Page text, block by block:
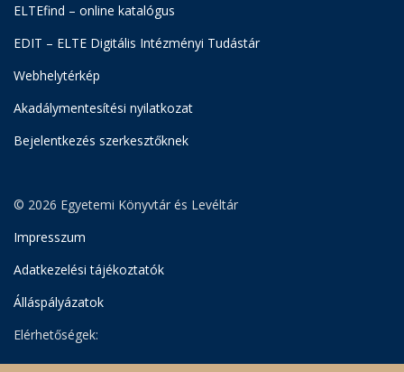
ELTEfind – online katalógus
EDIT – ELTE Digitális Intézményi Tudástár
Webhelytérkép
Akadálymentesítési nyilatkozat
Bejelentkezés szerkesztőknek
© 2026 Egyetemi Könyvtár és Levéltár
Impresszum
Adatkezelési tájékoztatók
Álláspályázatok
Elérhetőségek: